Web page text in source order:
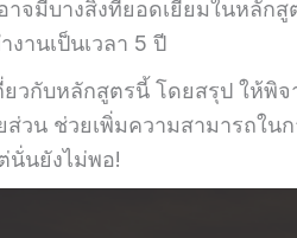
จมีบางสิ่งที่ยอดเยี่ยมในหลัก
านเป็นเวลา 5 ปี
วกับหลักสูตรนี้ โดยสรุป ให้พิ
วน ช่วยเพิ่มความสามารถใน
นยังไม่พอ!